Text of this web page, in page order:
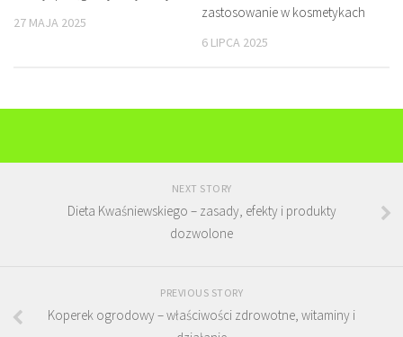
27 MAJA 2025
zastosowanie w kosmetykach
6 LIPCA 2025
NEXT STORY
Dieta Kwaśniewskiego – zasady, efekty i produkty
dozwolone
PREVIOUS STORY
Koperek ogrodowy – właściwości zdrowotne, witaminy i